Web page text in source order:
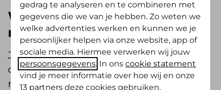
Wanneer wordt het eigen
risico in rekening gebracht?
Je wilt weten in welke gevallen wij een
declaratieoverzicht sturen. Of wanneer je
rekening krijgt van het eigen risico of de
gedrag te analyseren en te combineren met
gegevens die we van je hebben. Zo weten we
welke advertenties werken en kunnen we je
persoonlijker helpen via onze website, app of
sociale media. Hiermee verwerken wij jouw
persoonsgegevens. In onscookie statement
vind je meer informatie over hoe wij en onze
13 partners deze cookies gebruiken.